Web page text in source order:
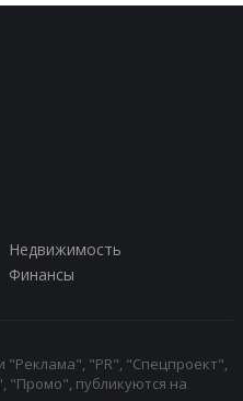
Недвижимость
Финансы
"PR", "Спецпроект",
"Промо", публикуются на